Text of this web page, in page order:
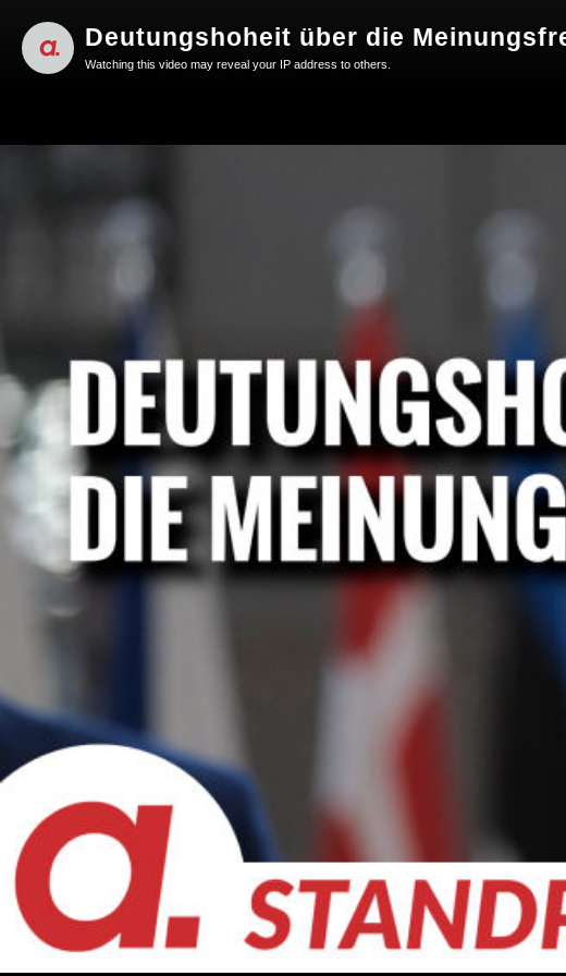
Deutungshoheit über die
Watching this video may reveal your IP address to others.